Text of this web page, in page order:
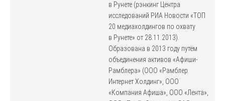
в Рунете (рэнкинг Центра
исследований РИА Новости «ТОП
20 медиахолдингов по охвату
в Рунете» от 28.11.2013).
Образована в 2013 году путём
объединения активов «Афиши-
Рамблера» (ООО «Рамблер
Интернет Холдинг», ООО
«Компания Афиша», ООО «Лента»,